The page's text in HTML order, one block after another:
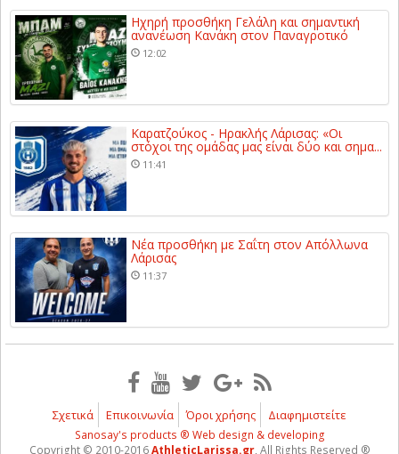
Ηχηρή προσθήκη Γελάλη και σημαντική
ανανέωση Κανάκη στον Παναγροτικό
12:02
Καρατζούκος - Ηρακλής Λάρισας: «Οι
στόχοι της ομάδας μας είναι δύο και σημα...
11:41
Νέα προσθήκη με Σαΐτη στον Απόλλωνα
Λάρισας
11:37
Σχετικά Επικοινωνία Όροι χρήσης Διαφημιστείτε
Sanosay's products ® Web design & developing
Copyright © 2010-2016AthleticLarissa.gr, All Rights Reserved ®